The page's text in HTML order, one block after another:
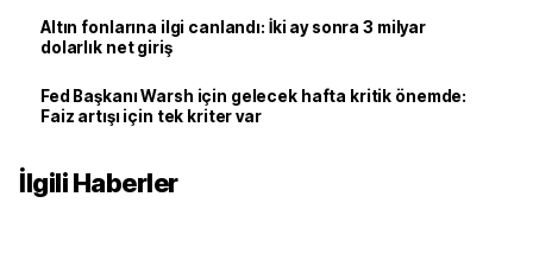
Altın fonlarına ilgi canlandı: İki ay sonra 3 milyar
dolarlık net giriş
Fed Başkanı Warsh için gelecek hafta kritik önemde:
Faiz artışı için tek kriter var
İlgili Haberler